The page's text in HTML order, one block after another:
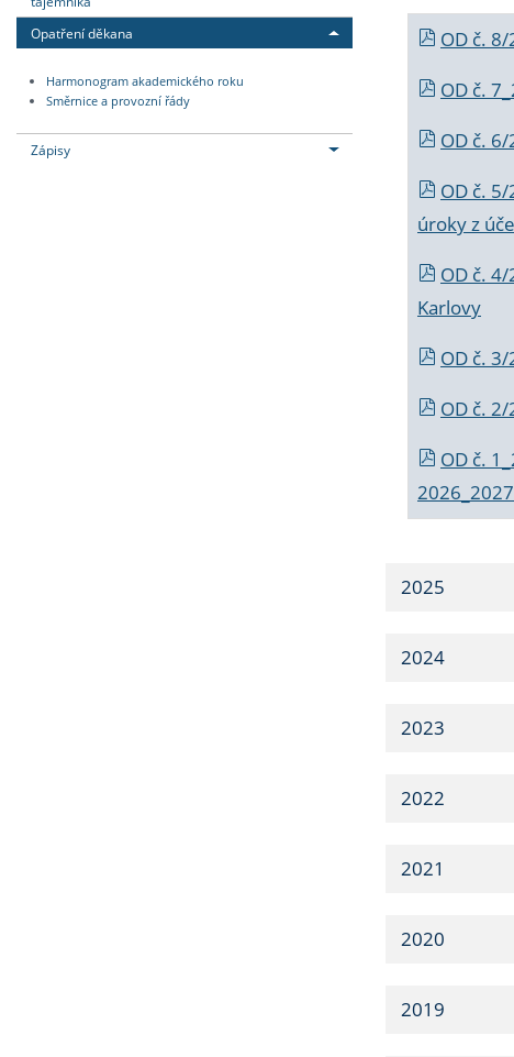
Opatření děkana
Harmonogram akademického roku
Směrnice a provozní řády
Zápisy
OD č.
OD č.
OD č.
OD č.
úroky z
OD č.
Karlovy
OD č.
OD č.
OD č.
2025
2024
2023
2022
2021
2020
2019